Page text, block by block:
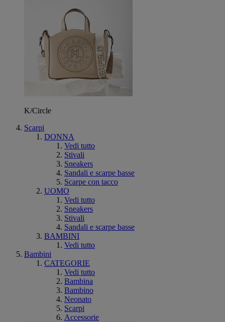
K/Circle
Scarpi
DONNA
Vedi tutto
Stivali
Sneakers
Sandali e scarpe basse
Scarpe con tacco
UOMO
Vedi tutto
Sneakers
Stivali
Sandali e scarpe basse
BAMBINI
Vedi tutto
Bambini
CATEGORIE
Vedi tutto
Bambina
Bambino
Neonato
Scarpi
Accessorie